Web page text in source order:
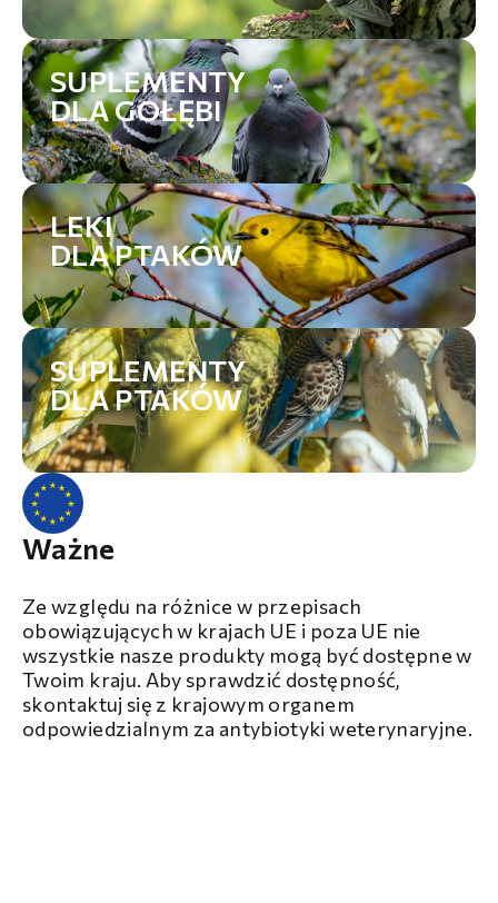
SUPLEMENTY
DLA GOŁĘBI
LEKI
DLA PTAKÓW
SUPLEMENTY
DLA PTAKÓW
Ważne
Ze względu na różnice w przepisach
obowiązujących w krajach UE i poza UE nie
wszystkie nasze produkty mogą być dostępne w
Twoim kraju. Aby sprawdzić dostępność,
skontaktuj się z krajowym organem
odpowiedzialnym za antybiotyki weterynaryjne.